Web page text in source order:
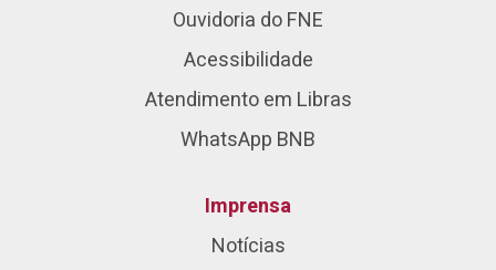
Ouvidoria do FNE
Acessibilidade
Atendimento em Libras
WhatsApp BNB
Imprensa
Notícias